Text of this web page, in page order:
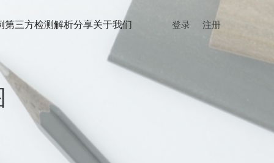
第三方检测解析分享关于我们 登录 注册